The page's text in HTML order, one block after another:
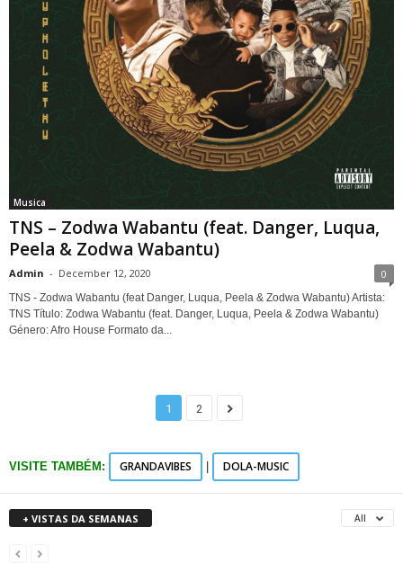
Musica
TNS – Zodwa Wabantu (feat. Danger, Luqua,
Peela & Zodwa Wabantu)
Admin - December 12, 2020 0
TNS - Zodwa Wabantu (feat Danger, Luqua, Peela & Zodwa Wabantu) Artista:
TNS Título: Zodwa Wabantu (feat. Danger, Luqua, Peela & Zodwa Wabantu)
Género: Afro House Formato da...
1 2
VISITE TAMBÉM: GRANDAVIBES DOLA-MUSIC
+ VISTAS DA SEMANAS All